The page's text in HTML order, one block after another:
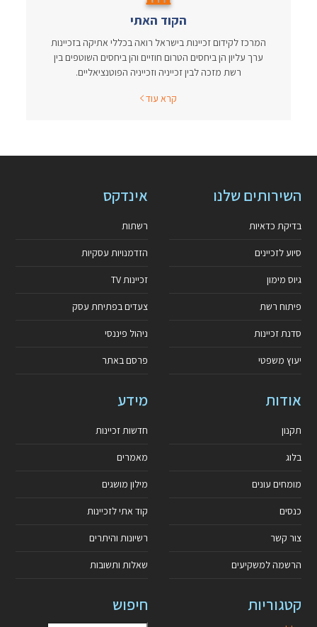
הקוד האתי
המרכז לקידום זכיינות בישראל רואה בכללי אתיקה בזכיינות
ערך עליון הן ביחסים הטרום חוזיים והן ביחסים השוטפים בין
רשת מזכה לבין זכייניה וזכייניה הפוטנציאליים.
קרא עוד
השירותים שלנו
בדיקת כדאיות
סיוע לזכיינים
גיוס מימון
פיתוח רשת
סדנת זכיינות
יעוץ משפטי
אינדקס
רשתות
הזדמנויות עסקיות
זכיינות TV
צעדים בפתיחת עסק
ניהול פיננסי
פרסם באתר
אודות
תקנון
בלוג
מומחים עונים
כנסים
צור קשר
הרשמה למשקיעים
מידע
חדשות זכיינות
מאמרים
מילון מושגים
קוד אתי לזכיינות
רשיונות והיתרים
שאלות ותשובות
קטגוריות חיפוש